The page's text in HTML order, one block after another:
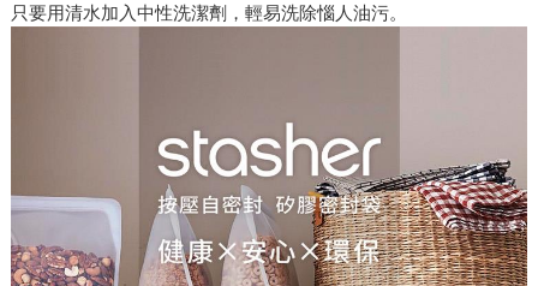
只要用清水加入中性洗潔劑，輕易洗除惱人油污。